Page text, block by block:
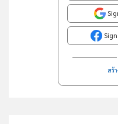
สร้